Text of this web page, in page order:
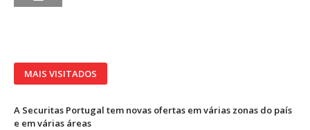
MAIS VISITADOS
A Securitas Portugal tem novas ofertas em várias zonas do país
e em várias áreas